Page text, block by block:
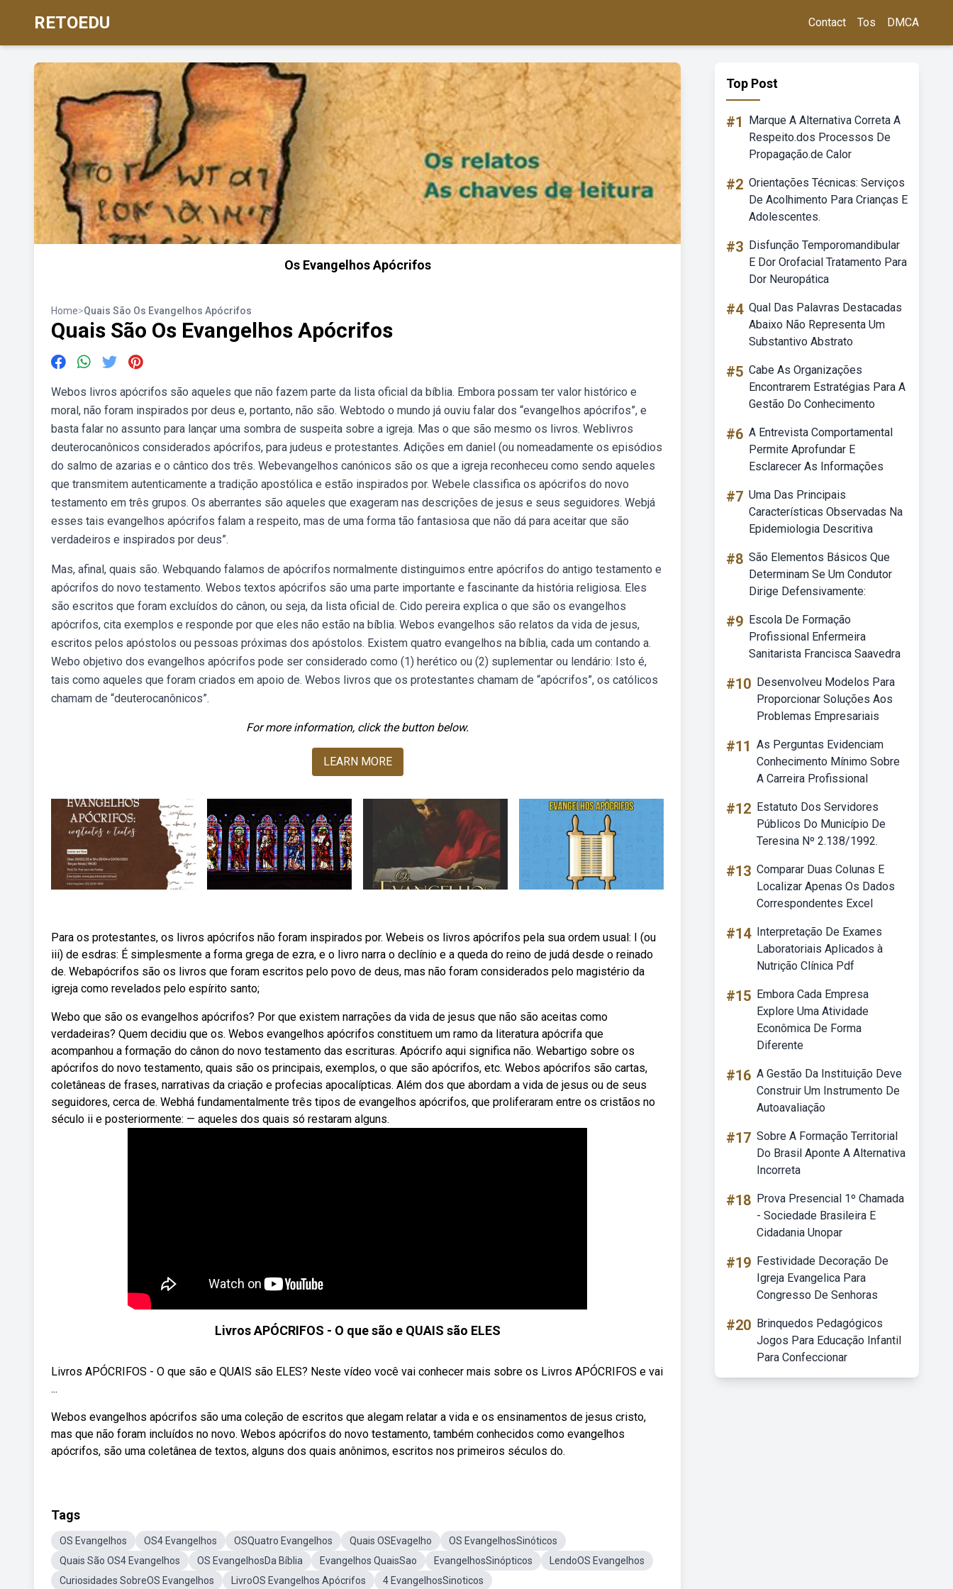
RETOEDU Contact Tos DMCA
Os Evangelhos Apócrifos
Home>Quais São Os Evangelhos Apócrifos
Quais São Os Evangelhos Apócrifos
Webos livros apócrifos são aqueles que não fazem parte da lista oficial da bíblia. Embora possam ter valor histórico e
moral, não foram inspirados por deus e, portanto, não são. Webtodo o mundo já ouviu falar dos “evangelhos apócrifos”, e
basta falar no assunto para lançar uma sombra de suspeita sobre a igreja. Mas o que são mesmo os livros. Weblivros
deuterocanônicos considerados apócrifos, para judeus e protestantes. Adições em daniel (ou nomeadamente os episódios
do salmo de azarias e o cântico dos três. Webevangelhos canónicos são os que a igreja reconheceu como sendo aqueles
que transmitem autenticamente a tradição apostólica e estão inspirados por. Webele classifica os apócrifos do novo
testamento em três grupos. Os aberrantes são aqueles que exageram nas descrições de jesus e seus seguidores. Webjá
esses tais evangelhos apócrifos falam a respeito, mas de uma forma tão fantasiosa que não dá para aceitar que são
verdadeiros e inspirados por deus”.
Mas, afinal, quais são. Webquando falamos de apócrifos normalmente distinguimos entre apócrifos do antigo testamento e
apócrifos do novo testamento. Webos textos apócrifos são uma parte importante e fascinante da história religiosa. Eles
são escritos que foram excluídos do cânon, ou seja, da lista oficial de. Cido pereira explica o que são os evangelhos
apócrifos, cita exemplos e responde por que eles não estão na bíblia. Webos evangelhos são relatos da vida de jesus,
escritos pelos apóstolos ou pessoas próximas dos apóstolos. Existem quatro evangelhos na bíblia, cada um contando a.
Webo objetivo dos evangelhos apócrifos pode ser considerado como (1) herético ou (2) suplementar ou lendário: Isto é,
tais como aqueles que foram criados em apoio de. Webos livros que os protestantes chamam de “apócrifos”, os católicos
chamam de “deuterocanônicos”.
For more information, click the button below.
LEARN MORE
Para os protestantes, os livros apócrifos não foram inspirados por. Webeis os livros apócrifos pela sua ordem usual: I (ou
iii) de esdras: É simplesmente a forma grega de ezra, e o livro narra o declínio e a queda do reino de judá desde o reinado
de. Webapócrifos são os livros que foram escritos pelo povo de deus, mas não foram considerados pelo magistério da
igreja como revelados pelo espírito santo;
Webo que são os evangelhos apócrifos? Por que existem narrações da vida de jesus que não são aceitas como
verdadeiras? Quem decidiu que os. Webos evangelhos apócrifos constituem um ramo da literatura apócrifa que
acompanhou a formação do cânon do novo testamento das escrituras. Apócrifo aqui significa não. Webartigo sobre os
apócrifos do novo testamento, quais são os principais, exemplos, o que são apócrifos, etc. Webos apócrifos são cartas,
coletâneas de frases, narrativas da criação e profecias apocalípticas. Além dos que abordam a vida de jesus ou de seus
seguidores, cerca de. Webhá fundamentalmente três tipos de evangelhos apócrifos, que proliferaram entre os cristãos no
século ii e posteriormente: — aqueles dos quais só restaram alguns.
Livros APÓCRIFOS - O que são e QUAIS são ELES
Livros APÓCRIFOS - O que são e QUAIS são ELES? Neste vídeo você vai conhecer mais sobre os Livros APÓCRIFOS e vai
...
Webos evangelhos apócrifos são uma coleção de escritos que alegam relatar a vida e os ensinamentos de jesus cristo,
mas que não foram incluídos no novo. Webos apócrifos do novo testamento, também conhecidos como evangelhos
apócrifos, são uma coletânea de textos, alguns dos quais anônimos, escritos nos primeiros séculos do.
Tags
OS Evangelhos OS4 Evangelhos OSQuatro Evangelhos Quais OSEvagelho
OS EvangelhosSinóticos
Quais São OS4 Evangelhos
OS EvangelhosDa Bíblia Evangelhos QuaisSao EvangelhosSinópticos
LendoOS Evangelhos
Curiosidades SobreOS Evangelhos
LivroOS Evangelhos Apócrifos 4 EvangelhosSinoticos
Top Post
#1
Marque A Alternativa Correta A
Respeito.dos Processos De
Propagação.de Calor
#2 Orientações Técnicas: Serviços
De Acolhimento Para Crianças E
Adolescentes.
#3 Disfunção Temporomandibular
E Dor Orofacial Tratamento Para
Dor Neuropática
#4 Qual Das Palavras Destacadas
Abaixo Não Representa Um
Substantivo Abstrato
#5 Cabe As Organizações
Encontrarem Estratégias Para A
Gestão Do Conhecimento
#6 A Entrevista Comportamental
Permite Aprofundar E
Esclarecer As Informações
#7 Uma Das Principais
Características Observadas Na
Epidemiologia Descritiva
#8 São Elementos Básicos Que
Determinam Se Um Condutor
Dirige Defensivamente:
#9 Escola De Formação
Profissional Enfermeira
Sanitarista Francisca Saavedra
#10 Desenvolveu Modelos Para
Proporcionar Soluções Aos
Problemas Empresariais
#11 As Perguntas Evidenciam
Conhecimento Mínimo Sobre
A Carreira Profissional
#12 Estatuto Dos Servidores
Públicos Do Município De
Teresina Nº 2.138/1992.
#13 Comparar Duas Colunas E
Localizar Apenas Os Dados
Correspondentes Excel
#14 Interpretação De Exames
Laboratoriais Aplicados à
Nutrição Clínica Pdf
#15 Embora Cada Empresa
Explore Uma Atividade
Econômica De Forma
Diferente
#16 A Gestão Da Instituição Deve
Construir Um Instrumento De
Autoavaliação
#17 Sobre A Formação Territorial
Do Brasil Aponte A Alternativa
Incorreta
#18 Prova Presencial 1º Chamada
- Sociedade Brasileira E
Cidadania Unopar
#19 Festividade Decoração De
Igreja Evangelica Para
Congresso De Senhoras
#20 Brinquedos Pedagógicos
Jogos Para Educação Infantil
Para Confeccionar